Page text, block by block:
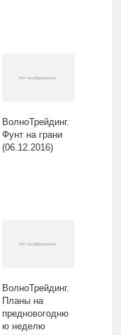
ВолноТрейдинг.
Фунт на грани
(06.12.2016)
ВолноТрейдинг.
Планы на
предновогодню
ю неделю